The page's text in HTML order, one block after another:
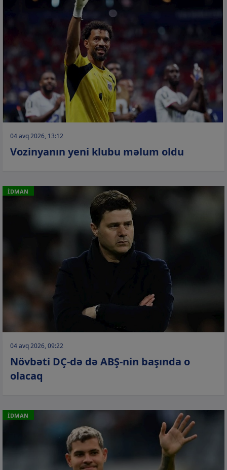
04 avq 2026, 13:12
Vozinyanın yeni klubu məlum oldu
İDMAN
04 avq 2026, 09:22
Növbəti DÇ-də də ABŞ-nin başında o
olacaq
İDMAN